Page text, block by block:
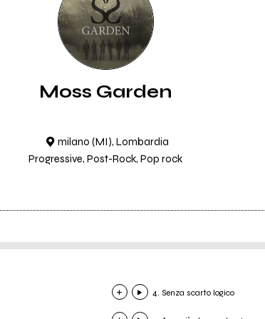
Moss Garden
milano (MI), Lombardia
Progressive, Post-Rock, Pop rock
4. Senza scarto logico